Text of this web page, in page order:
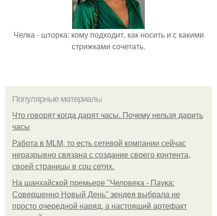
Челка - шторка: кому подходит, как носить и с какими
стрижками сочетать.
Популярные материалы
Что говорят когда дарят часы. Почему нельзя дарить
часы
Работа в MLM, то есть сетевой компании сейчас
неразрывно связана с создание своего контента,
своей страницы в соц сетях.
На шанхайской премьере "Человека - Паука:
Совершенно Новый День" зендея выбрала не
просто очередной наряд, а настоящий артефакт